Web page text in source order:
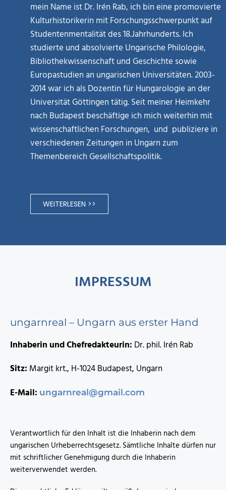
mein Name ist Dr. Irén Rab, ich bin eine promovierte
Kulturhistorikerin mit Forschungsschwerpunkt auf
Studentenmentalität des 18.Jahrhunderts. Ich
studierte und absolvierte Ungarische Philologie,
Bibliothekwissenschaft und Geschichte sowie
Europastudien an ungarischen Universitäten. 2003-
2014 war ich als Dozentin für Hungarologie an der
Universität Göttingen tätig. Seit meiner Heimkehr
nach Budapest beschäftige ich mich weiterhin mit
wissenschaftlichen Forschungen, und publiziere in
verschiedenen Zeitungen in Ungarn zum
Themenbereich Gesellschaftspolitik.
WEITERLESEN >>
IMPRESSUM
ungarnreal – Ungarn aus erster Hand
Inhaberin und Chefredakteurin: Dr. phil. Irén Rab
Sitz: Margit krt., H-1024 Budapest, Ungarn
E-Mail: ungarnreal@gmail.com
Verantwortlich für den Inhalt ist die Inhaberin nach dem
ungarischen Urheberrechtsgesetz. Sämtliche Inhalte dürfen nur
mit schriftlicher Genehmigung durch die Inhaberin
weiterverwendet werden.